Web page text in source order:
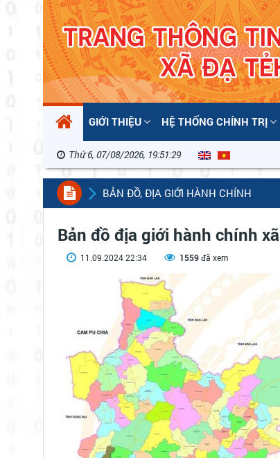
GIỚI THIỆU HỆ THỐNG CHÍNH TRỊ
Thứ 6, 07/08/2026, 19:51:29
BẢN ĐỒ, ĐỊA GIỚI HÀNH CHÍNH
Bản đồ địa giới hành chính
11.09.2024 22:34 1559đã xem